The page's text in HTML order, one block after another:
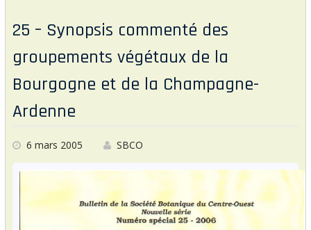
o
o
k
25 – Synopsis commenté des
groupements végétaux de la
Bourgogne et de la Champagne-
Ardenne
6 mars 2005 SBCO